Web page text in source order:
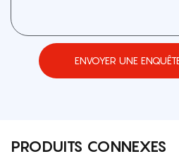
ENVOYER UNE
PRODUITS CONNEXES